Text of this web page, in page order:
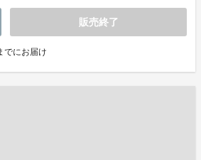
販売終了
でにお届け